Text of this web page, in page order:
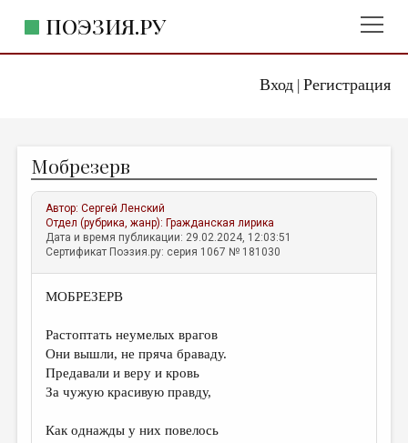
Вход| Регистрация
ПОЭЗИЯ.РУ
ЖАНРЫ
АВТОРЫ
КОММЕНТАРИИ
ЛИТСАЛОН
НОВОСТИ
ПРАВИЛА САЙТА
ОТДЕЛЫ И РУБРИКИ
ИЗБРАННОЕ
ДАЙДЖЕСТ
Мобрезерв
Автор:Сергей Ленский
Отдел (рубрика, жанр): Гражданская лирика
Дата и время публикации: 29.02.2024, 12:03:51
Сертификат Поэзия.ру: серия 1067 № 181030
МОБРЕЗЕРВ
Растоптать неумелых врагов
Они вышли, не пряча браваду.
Предавали и веру и кровь
За чужую красивую правду,
Как однажды у них повелось